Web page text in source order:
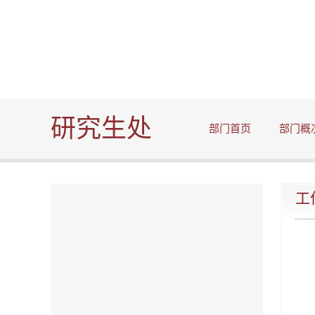
研究生处 部门首页 部门概
工